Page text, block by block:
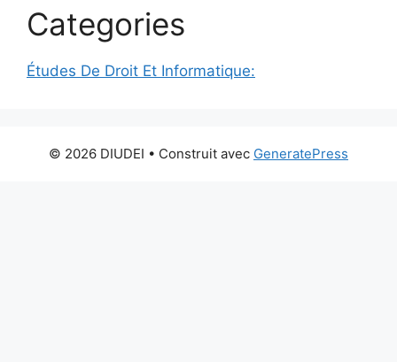
Categories
Études De Droit Et Informatique:
© 2026 DIUDEI • Construit avec GeneratePress